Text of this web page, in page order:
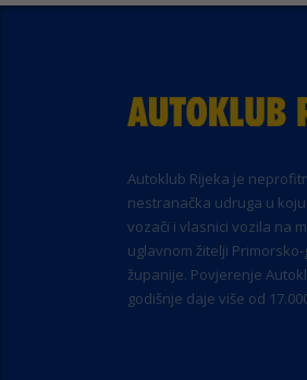
Autoklub Rijeka je
nestranačka udruga u
vozači i vlasnici vozila na
uglavnom žitelji
županije. Povjerenje
godišnje daje više od